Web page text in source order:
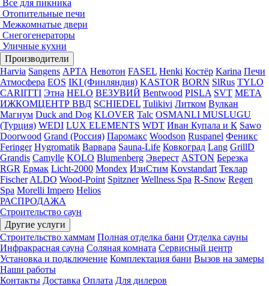
Все для пикника
Отопительные печи
Межкомнатые двери
Снегогенераторы
Уличные кухни
Производители
Harvia Sangens АРТА Невотон FASEL Henki Костёр Karina Печи
Атмосфера EOS IKI (Финляндия) KASTOR BORN SlRus TYLO
CARIITTI Этна HELO ВЕЗУВИЙ Bentwood PISLA SVT МЕТА
ИЖКОМЦЕНТР ВВД SCHIEDEL Tulikivi Литком Вулкан
Магнум Duck and Dog KLOVER Talc OSMANLI MUSLUGU
(Турция) WEDI LUX ELEMENTS WDT Иван Купала и К Sawo
Doorwood Grand (Россия) Паромакс Woodson Ruspanel Феникс
Feringer Hygromatik Варвара Sauna-Life Ковкоград Lang GrillD
Grandis Camylle KOLO Blumenberg Эверест ASTON Березка
RGR Ермак Licht-2000 Mondex ИзиСтим Kovstandart Теклар
Fischer ALDO Wood-Point Spitzner Wellness Spa R-Snow Regen
Spa Morelli Impero Helios
РАСПРОДАЖА
Строительство саун
Другие услуги
Строительство хаммам Полная отделка бани Отделка сауны
Инфракрасная сауна Соляная комната Сервисный центр
Установка и подключение Комплектация бани Вызов на замеры
Наши работы
Контакты Доставка Оплата Для дилеров